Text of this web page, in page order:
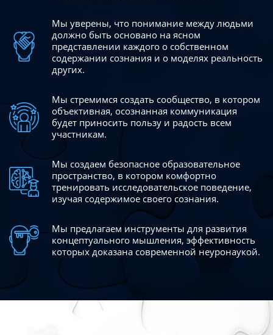
Мы уверены, что понимание между людьми
должно быть основано на ясном
представлении каждого о собственном
содержании сознания и о моделях реальность
других.
Мы стремимся создать сообщество, в котором
объективная, осознанная коммуникация
будет приносить пользу и радость всем
участникам.
Мы создаем безопасное образовательное
пространство, в котором комфортно
тренировать исследовательское поведение,
изучая содержимое своего сознания.
Мы предлагаем инструменты для развития
концептуального мышления, эффективность
которых доказана современной неуронаукой.